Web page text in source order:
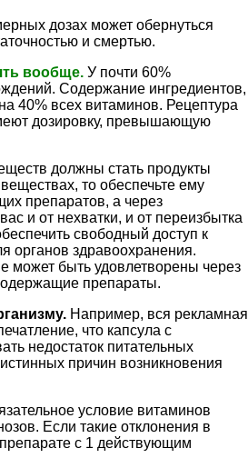
дозах может обернуться
и смертью.
вообще. У почти 60%
Содержание ингредиентов,
40% всех витаминов. Рецептура
дозировку, превышающую
должны стать продукты
то обеспечьте ему
препаратов, а через
и от нехватки, и от переизбытка
свободный доступ к
органов здравоохранения.
может быть удовлетворены через
препараты.
Например, вся рекламная
что капсула с
недостаток питательных
причин возникновения
условие витаминов
Если такие отклонения в
с 1 действующим